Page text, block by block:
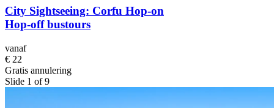
City Sightseeing: Corfu Hop-on
Hop-off bustours
vanaf
€ 22
Gratis annulering
Slide 1 of 9